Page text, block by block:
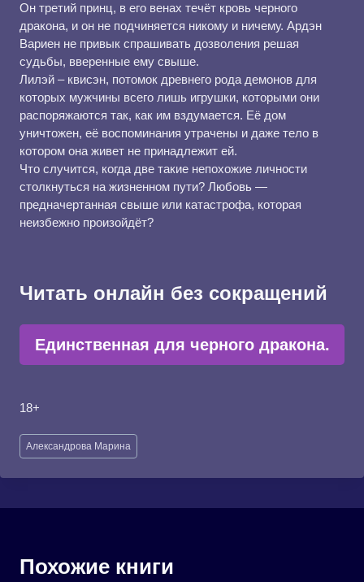
Он третий принц, в его венах течёт кровь черного
дракона, и он не подчиняется никому и ничему. Ардэн
Вариен не привык спрашивать дозволения решая
судьбы, вверенные ему свыше.
Лилэй – квисэн, потомок древнего рода демонов для
которых мужчины всего лишь игрушки, которыми они
распоряжаются так, как им вздумается. Её дом
уничтожен, её воспоминания утрачены и даже тело в
котором она живет не принадлежит ей.
Что случится, когда две такие непохожие личности
столкнуться на жизненном пути? Любовь —
предначертанная свыше или катастрофа, которая
неизбежно произойдёт?
Читать онлайн без сокращений
Единственная для черного дракона.
18+
Метки
записи:
Александрова Марина
Похожие книги